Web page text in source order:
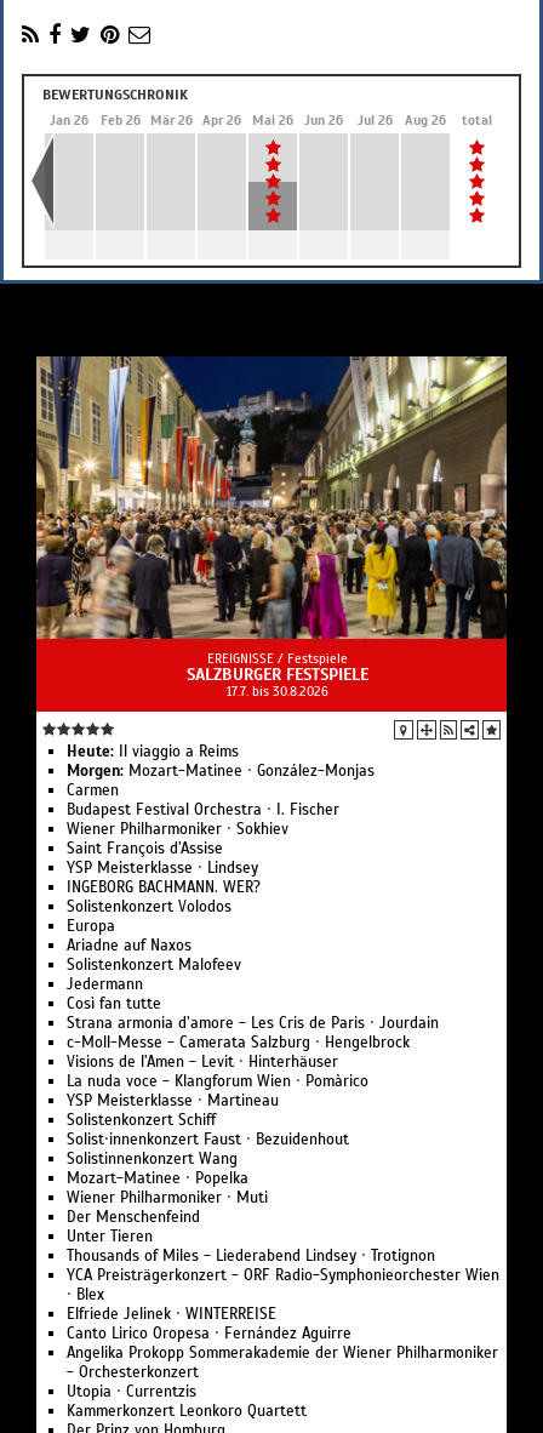
BEWERTUNGSCHRONIK
Jan 26 Feb 26 Mär 26 Apr 26 Mai 26 Jun 26 Jul 26 Aug 26 total
EREIGNISSE / Festspiele
SALZBURGER FESTSPIELE
17.7. bis 30.8.2026
Heute: Il viaggio a Reims
Morgen: Mozart-Matinee · González-Monjas
Carmen
Budapest Festival Orchestra · I. Fischer
Wiener Philharmoniker · Sokhiev
Saint François d’Assise
YSP Meisterklasse · Lindsey
INGEBORG BACHMANN. WER?
Solistenkonzert Volodos
Europa
Ariadne auf Naxos
Solistenkonzert Malofeev
Jedermann
Così fan tutte
Strana armonia d’amore - Les Cris de Paris · Jourdain
c-Moll-Messe - Camerata Salzburg · Hengelbrock
Visions de l’Amen - Levit · Hinterhäuser
La nuda voce - Klangforum Wien · Pomàrico
YSP Meisterklasse · Martineau
Solistenkonzert Schiff
Solist·innenkonzert Faust · Bezuidenhout
Solistinnenkonzert Wang
Mozart-Matinee · Popelka
Wiener Philharmoniker · Muti
Der Menschenfeind
Unter Tieren
Thousands of Miles - Liederabend Lindsey · Trotignon
YCA Preisträgerkonzert - ORF Radio-Symphonieorchester Wien
· Blex
Elfriede Jelinek · WINTERREISE
Canto Lirico Oropesa · Fernández Aguirre
Angelika Prokopp Sommerakademie der Wiener Philharmoniker
- Orchesterkonzert
Utopia · Currentzis
Kammerkonzert Leonkoro Quartett